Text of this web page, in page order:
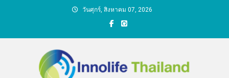
วันศุกร์, สิงหาคม 07, 2026